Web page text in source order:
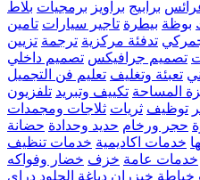
برابيج براويز برمجيات بلاط
بوظة بيطرة تاجير سيارات تامين
تدفئة مركزية ترجمة تزيين
تصميم جرافيكس تصميم داخلي
تعبئة وتغليف تعليم فن التجميل
المساحة تكييف وتبريد تلفزيون
توظيف ثريات ثلاجات ومجمدات
حجر ورخام حديد وحدادة حضانة
خدمات اكاديمية خدمات تنظيف
خدمات عامة خزف خضار وفواكه
خياطة خيزران دباغة الجلود دراي